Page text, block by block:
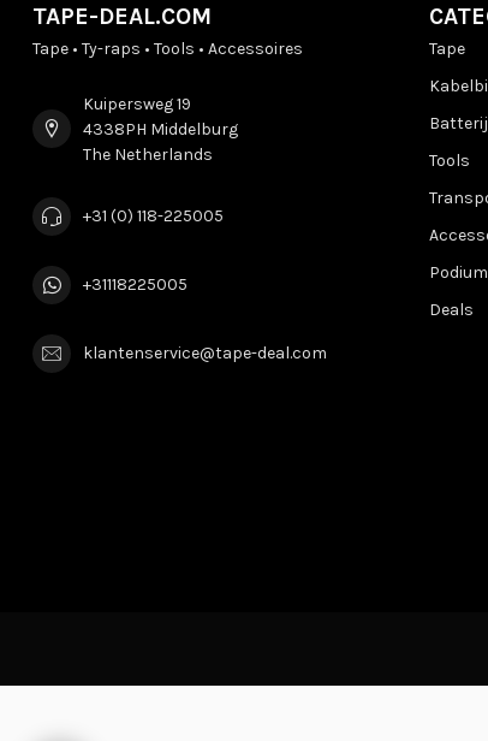
TAPE-DEAL.COM
Tape • Ty-raps • Tools • Accessoires
Kuipersweg 19
4338PH Middelburg
The Netherlands
+31 (0) 118-225005
+31118225005
klantenservice@tape-deal.com
Tape
Tools
Deals